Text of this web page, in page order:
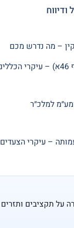
– מה נדרש מכם
למלכ״ר
– עיקרי הצעדים